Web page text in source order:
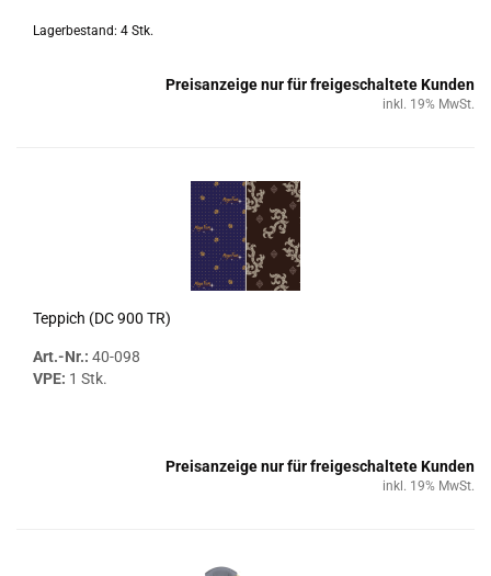
Lagerbestand: 4 Stk.
Preisanzeige nur für freigeschaltete Kunden
inkl. 19% MwSt.
Tep­pich (DC 900 TR)
Art.-Nr.: 40-​098
VPE: 1 Stk.
Preisanzeige nur für freigeschaltete Kunden
inkl. 19% MwSt.